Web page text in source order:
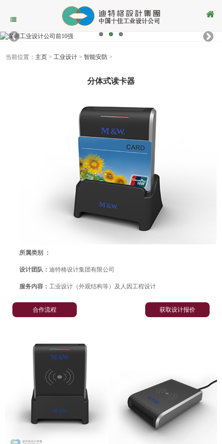
当前位置： 主页 >工业设计 >智能安防 >
分体式读卡器
所属类别 ：
设计团队： 迪特格设计集团有限公司
服务内容： 工业设计（外观结构等）及人因工程设计
合作流程 获取设计报价